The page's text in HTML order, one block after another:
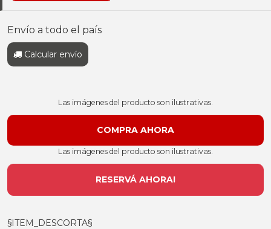
Envío a todo el país
Calcular envío
Las imágenes del producto son ilustrativas.
Las imágenes del producto son ilustrativas.
RESERVÁ AHORA!
§ITEM_DESCORTA§